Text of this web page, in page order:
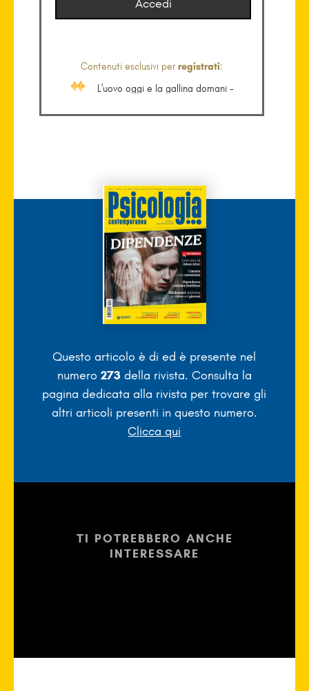
Accedi
Contenuti esclusivi perregistrati:
L'uovo oggi e la gallina domani -
Questo articolo è died è presente nel
numero 273 della rivista. Consulta la
pagina dedicata alla rivista per trovare gli
altri articoli presenti in questo numero.
Clicca qui
TI POTREBBERO ANCHE
INTERESSARE